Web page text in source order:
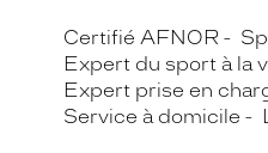
Certifié AFNOR
Expert du sport à la
Expert prise en
Service à domicile